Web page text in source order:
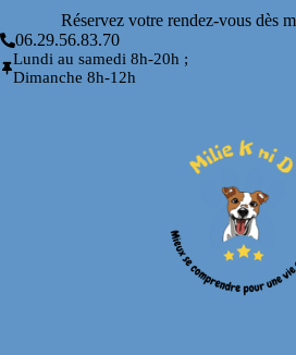
Réservez votre rendez-vous dès
06.29.56.83.70
Lundi au samedi 8h-20h ;
Dimanche 8h-12h